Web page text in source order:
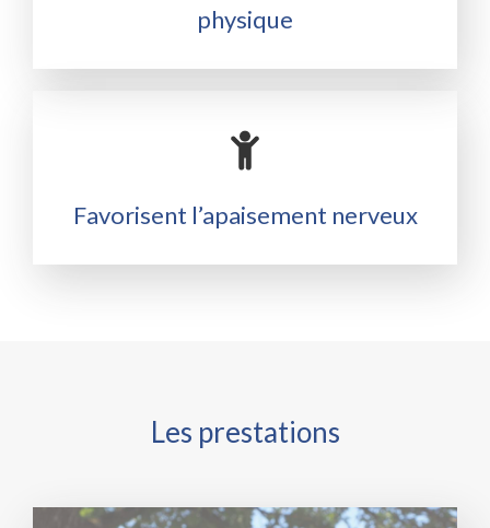
physique
Favorisent l’apaisement nerveux
Les prestations